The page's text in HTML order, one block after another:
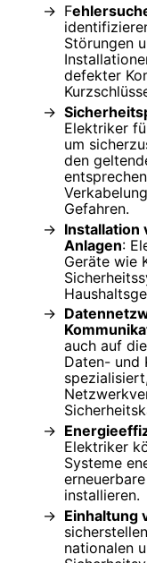
F
Störungen
defekter
Elektriker
um
den
Gefahren.
Installation
Anlagen:
Geräte wie
auch auf
Daten- und
Elektriker
Systeme
installieren.
Einhaltung
nationalen